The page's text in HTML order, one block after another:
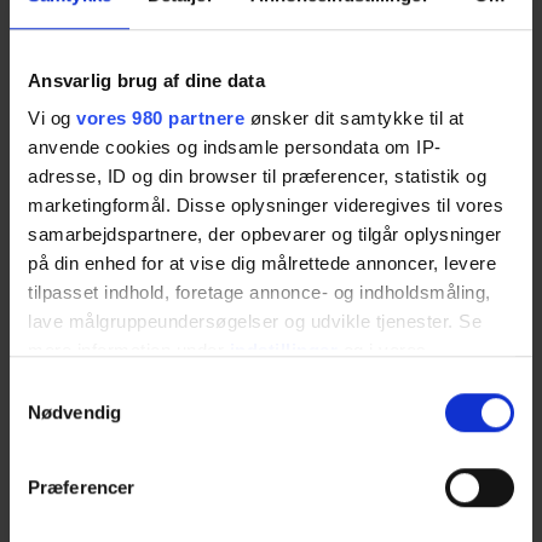
Ansvarlig brug af dine data
Vi og vores 980 partnere ønsker dit samtykke til at
anvende cookies og indsamle persondata om IP-
adresse, ID og din browser til præferencer, statistik og
marketingformål. Disse oplysninger videregives til vores
samarbejdspartnere, der opbevarer og tilgår oplysninger
på din enhed for at vise dig målrettede annoncer, levere
tilpasset indhold, foretage annonce- og indholdsmåling,
lave målgruppeundersøgelser og udvikle tjenester. Se
tilbage eller ændre indstillinger fra vores
"Cookiedeklaration", eller ved at trykke på "Privacy
Nødvendig
Præferencer
E-mail: sm@alignbyg.dk
KATEGORIER
Behandlernetværk
Detail & erhverv
Erhvervsguiden (Medlem til medlem)
Faglært arbejdskraft
Ikke kategoriseret